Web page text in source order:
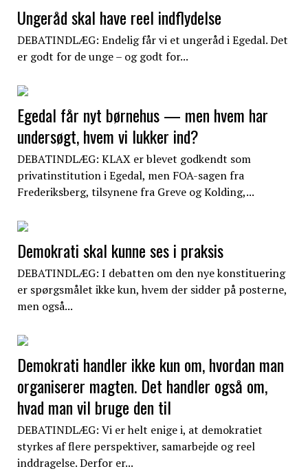
Ungeråd skal have reel indflydelse
DEBATINDLÆG: Endelig får vi et ungeråd i Egedal. Det
er godt for de unge – og godt for...
Egedal får nyt børnehus — men hvem har
undersøgt, hvem vi lukker ind?
DEBATINDLÆG: KLAX er blevet godkendt som
privatinstitution i Egedal, men FOA-sagen fra
Frederiksberg, tilsynene fra Greve og Kolding,...
Demokrati skal kunne ses i praksis
DEBATINDLÆG: I debatten om den nye konstituering
er spørgsmålet ikke kun, hvem der sidder på posterne,
men også...
Demokrati handler ikke kun om, hvordan man
organiserer magten. Det handler også om,
hvad man vil bruge den til
DEBATINDLÆG: Vi er helt enige i, at demokratiet
styrkes af flere perspektiver, samarbejde og reel
inddragelse. Derfor er...